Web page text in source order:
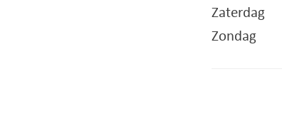
Zaterdag
Zondag